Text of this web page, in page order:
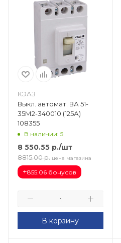
КЭАЗ
Выкл. автомат. ВА 51-
35М2-340010 (125А)
108355
В наличии: 5
8 550.55 р./шт
8815.00 р. цена магазина
+855.06 бонусов
В корзину